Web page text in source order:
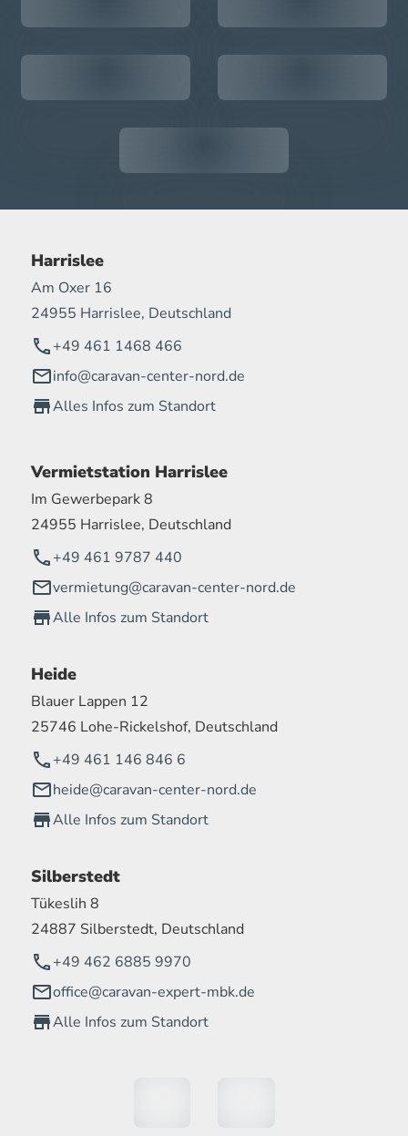
Harrislee
Am Oxer 16
24955 Harrislee, Deutschland
+49 461 1468 466
info@caravan-center-nord.de
Alles Infos zum Standort
Vermietstation Harrislee
Im Gewerbepark 8
24955 Harrislee, Deutschland
+49 461 9787 440
vermietung@caravan-center-nord.de
Alle Infos zum Standort
Heide
Blauer Lappen 12
25746 Lohe-Rickelshof, Deutschland
+49 461 146 846 6
heide@caravan-center-nord.de
Alle Infos zum Standort
Silberstedt
Tükeslih 8
24887 Silberstedt, Deutschland
+49 462 6885 9970
office@caravan-expert-mbk.de
Alle Infos zum Standort